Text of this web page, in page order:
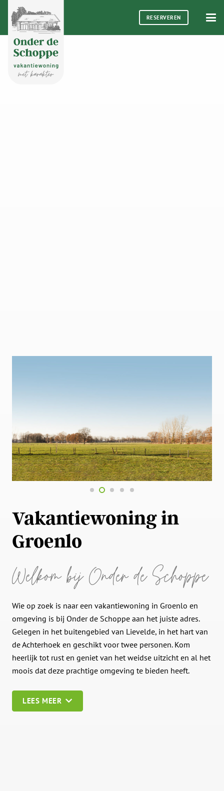
RESERVEREN
Vakantiewoning in
Groenlo
Welkom bij Onder de Schoppe
Wie op zoek is naar een vakantiewoning in Groenlo en
omgeving is bij Onder de Schoppe aan het juiste adres.
Gelegen in het buitengebied van Lievelde, in het hart van
de Achterhoek en geschikt voor twee personen. Kom
heerlijk tot rust en geniet van het weidse uitzicht en al het
moois dat deze prachtige omgeving te bieden heeft.
LEES MEER